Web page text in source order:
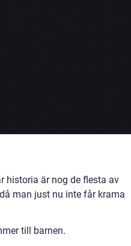
historia är nog de flesta av
man just nu inte får krama
till barnen.